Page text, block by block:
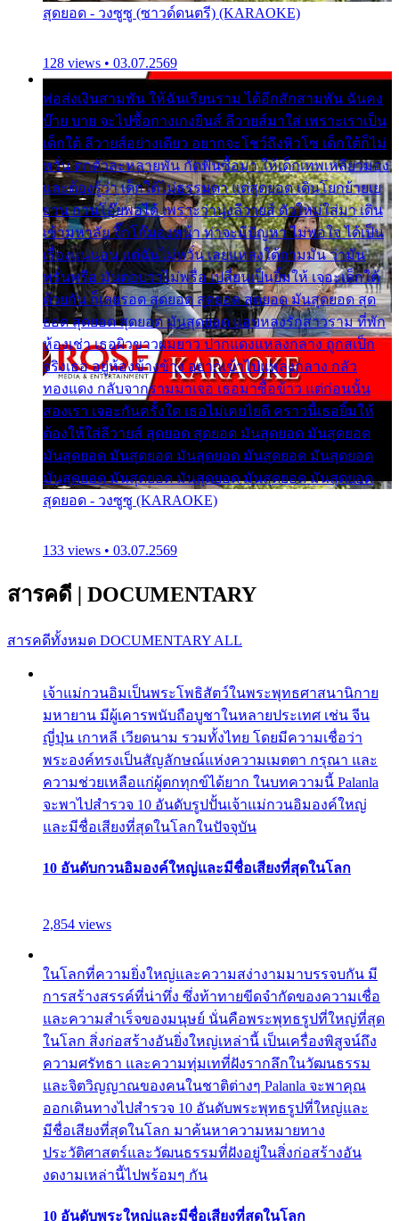
สุดยอด - วงซูซู (ซาวด์ดนตรี) (KARAOKE)
128 views • 03.07.2569
พ่อส่งเงินสามพัน ให้ฉันเรียนราม ได้อีกสักสามพัน ฉันคง
บ๊าย บาย จะไปซื้อกางเกงยีนส์ ลีวายส์มาใส่ เพราะเราเป็น
เด็กใต้ ลีวายส์อย่างเดียว อยากจะโชว์ถึงหิวโซ เด็กใต้ก็ไม่
หวั่น ตกตัวละหลายพัน กัดฟันซื้อมา ให้เด็กเทพเหลียวมอง
และต้องรู้ว่า เด็กใต้ไม่ธรรมดา แต่สุดยอด เดินโยกย้ายเย
ยวน กวนโอ๊ยพอได้ เพราะว่านุ่งลีวายส์ ตัวใหม่ใส่มา เดิน
เข้ามหาลัย จิ๊กโก๊มองหน้า ท่าจะมีปัญหา ไม่พอใจ ได้เป็น
เรื่องแน่นอน แต่ฉันไม่หวั่น เลยแหลงใต้ถามมัน ว่ามัน
พรั่นพรือ มันตอบว่าไม่พรื่อ เปลี่ยนเป็นยิ้มให้ เจอะเด็กใต้
ด้วยกัน ก็เลยรอด สุดยอด สุดยอด สุดยอด มันสุดยอด สุด
ยอด สุดยอด สุดยอด มันสุดยอด แอบหลงรักสาวราม ที่พัก
ห้องเช่า เธอผิวขาวผมยาว ปากแดงแหลงกลาง ถูกสเป็ก
จริงเธอ อยู่ห้องข้างข้าง อยากเข้าไปแหลงกลาง กลัว
ทองแดง กลับจากรามมาเจอ เธอมาซื้อข้าว แต่ก่อนนั้น
สองเรา เจอะกันครั้งใด เธอไม่เคยไยดี คราวนี้เธอยิ้มให้
ต้องให้ใส่ลีวายส์ สุดยอด สุดยอด มันสุดยอด มันสุดยอด
มันสุดยอด มันสุดยอด มันสุดยอด มันสุดยอด มันสุดยอด
มันสุดยอด มันสุดยอด มันสุดยอด มันสุดยอด มันสุดยอด
สุดยอด - วงซูซู (KARAOKE)
133 views • 03.07.2569
สารคดี | DOCUMENTARY
สารคดีทั้งหมด DOCUMENTARY ALL
เจ้าแม่กวนอิมเป็นพระโพธิสัตว์ในพระพุทธศาสนานิกาย
มหายาน มีผู้เคารพนับถือบูชาในหลายประเทศ เช่น จีน
ญี่ปุ่น เกาหลี เวียดนาม รวมทั้งไทย โดยมีความเชื่อว่า
พระองค์ทรงเป็นสัญลักษณ์แห่งความเมตตา กรุณา และ
ความช่วยเหลือแก่ผู้ตกทุกข์ได้ยาก ในบทความนี้ Palanla
จะพาไปสำรวจ 10 อันดับรูปปั้นเจ้าแม่กวนอิมองค์ใหญ่
และมีชื่อเสียงที่สุดในโลกในปัจจุบัน
10 อันดับกวนอิมองค์ใหญ่และมีชื่อเสียงที่สุดในโลก
2,854 views
ในโลกที่ความยิ่งใหญ่และความสง่างามมาบรรจบกัน มี
การสร้างสรรค์ที่น่าทึ่ง ซึ่งท้าทายขีดจำกัดของความเชื่อ
และความสำเร็จของมนุษย์ นั่นคือพระพุทธรูปที่ใหญ่ที่สุด
ในโลก สิ่งก่อสร้างอันยิ่งใหญ่เหล่านี้ เป็นเครื่องพิสูจน์ถึง
ความศรัทธา และความทุ่มเทที่ฝังรากลึกในวัฒนธรรม
และจิตวิญญาณของคนในชาติต่างๆ Palanla จะพาคุณ
ออกเดินทางไปสำรวจ 10 อันดับพระพุทธรูปที่ใหญ่และ
มีชื่อเสียงที่สุดในโลก มาค้นหาความหมายทาง
ประวัติศาสตร์และวัฒนธรรมที่ฝังอยู่ในสิ่งก่อสร้างอัน
งดงามเหล่านี้ไปพร้อมๆ กัน
10 อันดับพระใหญ่และมีชื่อเสียงที่สุดในโลก